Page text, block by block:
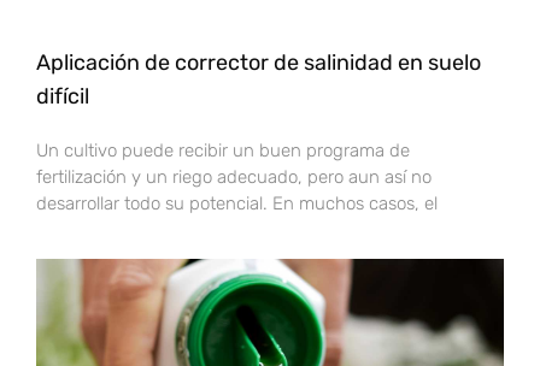
Aplicación de corrector de salinidad en suelo
difícil
Un cultivo puede recibir un buen programa de
fertilización y un riego adecuado, pero aun así no
desarrollar todo su potencial. En muchos casos, el